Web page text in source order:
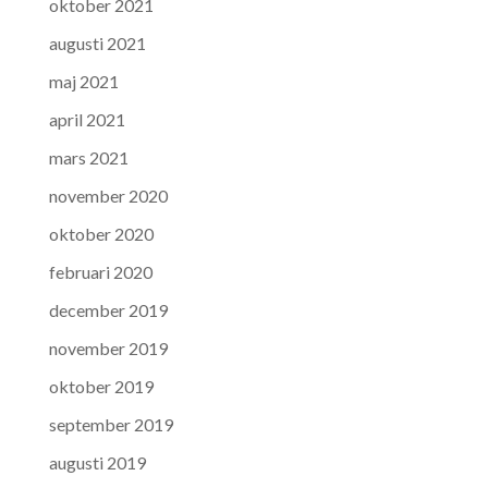
oktober 2021
augusti 2021
maj 2021
april 2021
mars 2021
november 2020
oktober 2020
februari 2020
december 2019
november 2019
oktober 2019
september 2019
augusti 2019